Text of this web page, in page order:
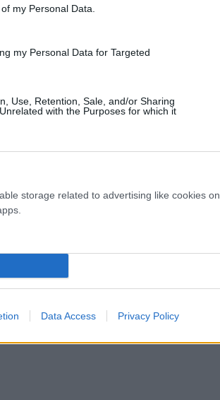
my Personal Data.
my Personal Data for Targeted
Use, Retention, Sale, and/or Sharing
with the Purposes for which it
storage related to advertising like cookies on
Data Access Privacy Policy